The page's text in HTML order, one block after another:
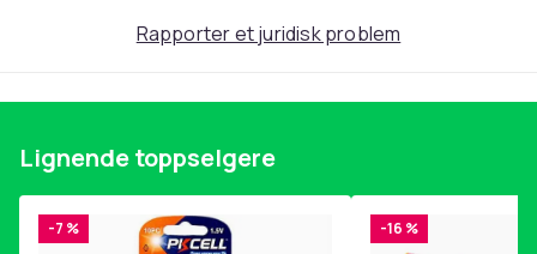
Rapporter et juridisk problem
Lignende toppselgere
-7 % -16 %